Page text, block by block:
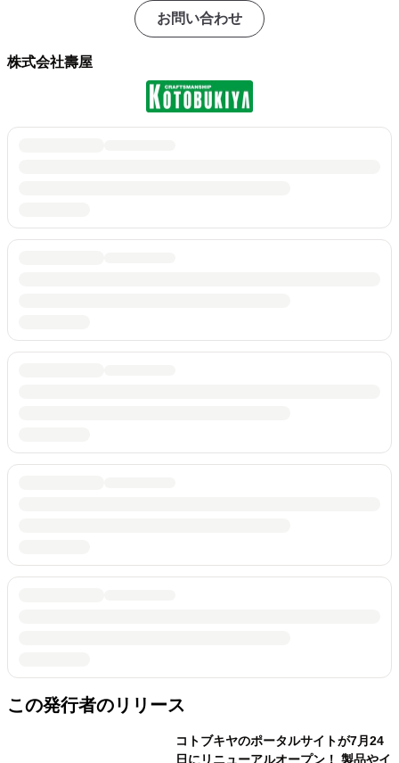
お問い合わせ
株式会社壽屋
この発行者のリリース
コトブキヤのポータルサイトが7月24
日にリニューアルオープン！ 製品やイ